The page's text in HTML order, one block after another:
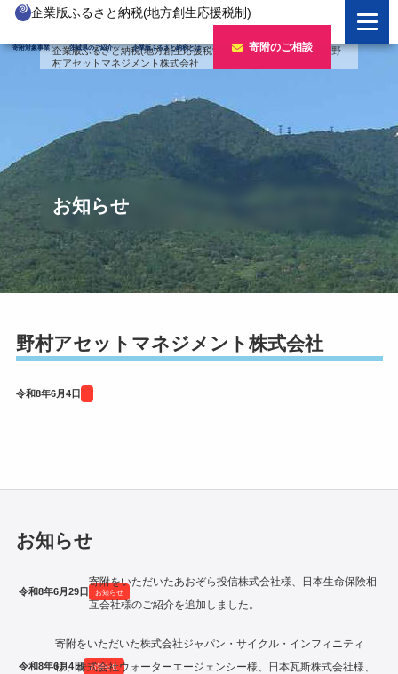
企業版ふるさと納税(地方創生応援税制)
寄附対象事業 茨城県のご紹介 企業版ふるさと納税とは 寄附のご相談
企業版ふるさと納税とは
制度の概要
企業版ふるさと納税(人材派遣型)
寄附をいただいた企業様
寄附対象事業のご紹介
新しい豊かさを推進する事業
新しい安心安全を推進する事業
新しい人財育成を推進する事業
新しい夢・希望を推進する事業
事業検索フォーム
茨城県のご紹介
茨城のポテンシャル
「新しい茨城」への4つのチャレンジ
寄附をいただいた企業様
令和7年度寄附企業一覧
令和6年度寄附企業一覧
令和5年度寄附企業一覧
令和4年度寄附企業一覧
企業版ふるさと納税(地方創生応援税制) >バナー>令和7年度
野
村アセットマネジメント株式会社
お知らせ
野村アセットマネジメント株式会社
令和8年6月4日
お知らせ
令和8年6月29日 お知らせ
寄附をいただいたあおぞら投信株式会社様、日本生命保険相
互会社様のご紹介を追加しました。
令和8年6月4日 お知らせ
寄附をいただいた株式会社ジャパン・サイクル・インフィニティ
様、株式会社ウォーターエージェンシー様、日本瓦斯株式会社様、